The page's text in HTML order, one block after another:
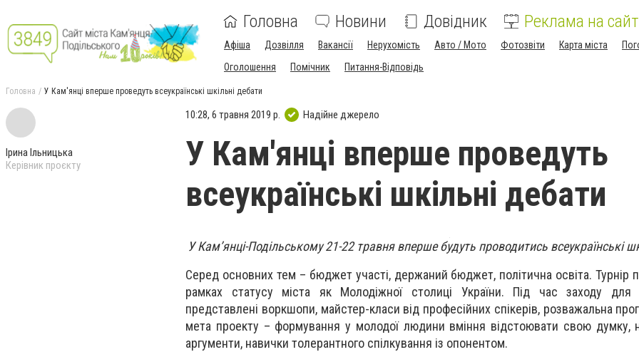
Головна Новини Довідник Реклама на
Афіша Дозвілля Вакансії Нерухомість Авто / Мото Фотозвіти Карта міста
Оголошення
Помічник Питання-Відповідь
Головна У Кам'янці вперше проведуть всеукраїнські шкільні дебати
Ірина Ільницька
Керівник проєкту
10:28, 6 травня 2019 р. Надійне джерело
У Кам'янці вперше проведуть
всеукраїнські шкільні дебати
У Кам’янці-Подільському 21-22 травня вперше будуть проводитись всеукраїнські
Серед основних тем – бюджет участі, держаний бюджет, політична освіта. Турнір
рамках статусу міста як Молодіжної столиці України. Під час заходу для
представлені воркшопи, майстер-класи від професійних спікерів, розважальна
мета проекту – формування у молодої людини вміння відстоювати свою думку,
аргументи, навички толерантного спілкування із опонентом.